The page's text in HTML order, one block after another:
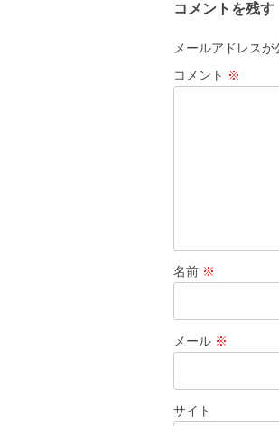
コメントを残す
メールアドレスが
コメント ※
名前 ※
メール ※
サイト